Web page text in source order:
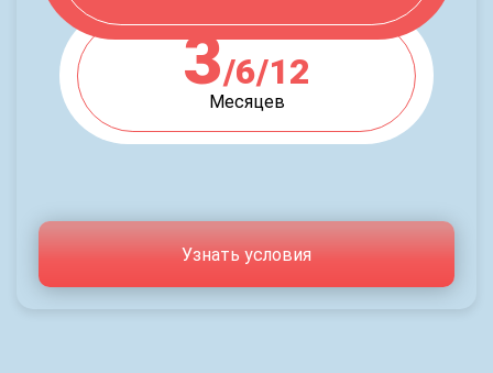
3/6/12
Месяцев
Узнать условия